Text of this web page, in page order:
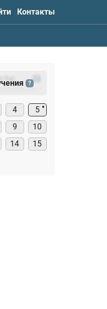
Контакты
?
4
5
9
10
14
15